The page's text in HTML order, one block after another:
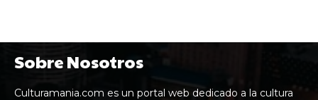
Sobre Nosotros
Culturamania.com es un portal web dedicado a la cultura